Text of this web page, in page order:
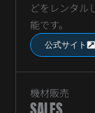
どをレンタル
能です。
公式サイト
機材販売